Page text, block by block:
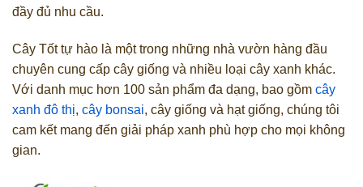
đầy đủ nhu cầu.
Cây Tốt tự hào là một trong những nhà vườn hàng đầu
chuyên cung cấp cây giống và nhiều loại cây xanh khác.
Với danh mục hơn 100 sản phẩm đa dạng, bao gồm cây
xanh đô thị, cây bonsai, cây giống và hạt giống, chúng tôi
cam kết mang đến giải pháp xanh phù hợp cho mọi không
gian.